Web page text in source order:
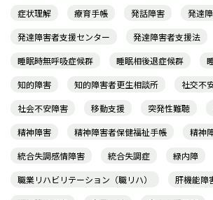
症状理解
療育手帳 発話障害
発達
発達障害者支援センター
発達障害者支援法
睡眠時無呼吸症候群
睡眠相後退症候群
知的障害
知的障害者更生相談所
社交不
社会不安障害
移動支援 突発性難聴
精神障害
精神障害者保健福祉手帳
精神
統合失調感情障害
統合失調症 緑内障
職業リハビリテーション（職リハ）
肝機能障